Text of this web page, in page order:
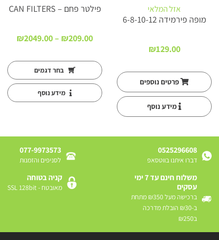
אזל המלאי
מופה פירמידה 6-8-10-12
₪129.00
פרטים נוספים
מידע נוסף
פילטר פחם – CAN FILTERS
₪209.00
–
₪2049.00
עד
בחר דגמים
מידע נוסף
0525296608
דברו איתנו בווטסאפ
077-9973573
לסניפים והזמנות
משלוח חינם עד 7 ימי
עסקים
ברכישה מעל ₪350 מתחת
ב-₪30 הובלת מדרכה
ב₪250
קניה בטוחה
מאובטח - SSL 128bit